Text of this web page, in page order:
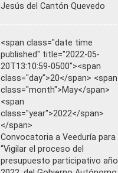
Jesús del Cantón Quevedo
<span class="date time
published" title="2022-05-
20T13:10:59-0500"><span
class="day">20</span> <span
class="month">May</span>
<span
class="year">2022</span>
</span>
Convocatoria a Veeduría para
“Vigilar el proceso del
presupuesto participativo año